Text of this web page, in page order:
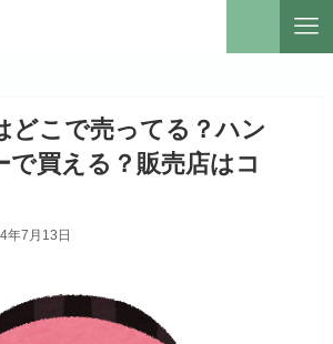
どこで売ってる？ハン
で買える？販売店はコ
年7月13日